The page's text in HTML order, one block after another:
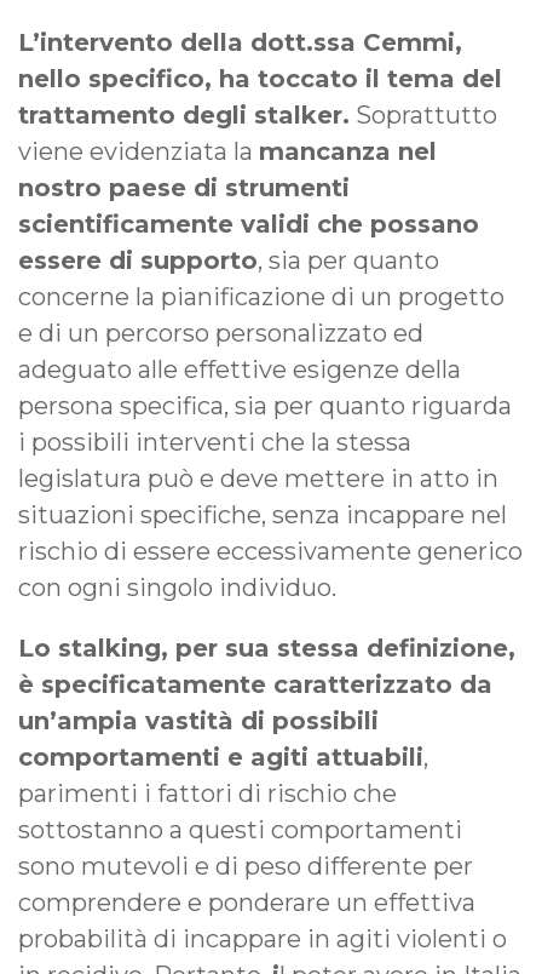
L’intervento della dott.ssa Cemmi,
nello specifico, ha toccato il tema del
trattamento degli stalker. Soprattutto
viene evidenziata la mancanza nel
nostro paese di strumenti
scientificamente validi che possano
essere di supporto, sia per quanto
concerne la pianificazione di un progetto
e di un percorso personalizzato ed
adeguato alle effettive esigenze della
persona specifica, sia per quanto riguarda
i possibili interventi che la stessa
legislatura può e deve mettere in atto in
situazioni specifiche, senza incappare nel
rischio di essere eccessivamente generico
con ogni singolo individuo.
Lo stalking, per sua stessa definizione,
è specificatamente caratterizzato da
un’ampia vastità di possibili
comportamenti e agiti attuabili,
parimenti i fattori di rischio che
sottostanno a questi comportamenti
sono mutevoli e di peso differente per
comprendere e ponderare un effettiva
probabilità di incappare in agiti violenti o